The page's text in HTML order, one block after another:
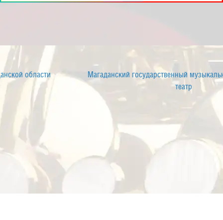
Магаданский государственный музыкально-драматический